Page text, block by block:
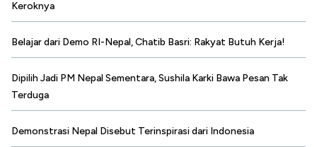
Keroknya
Belajar dari Demo RI-Nepal, Chatib Basri: Rakyat Butuh Kerja!
Dipilih Jadi PM Nepal Sementara, Sushila Karki Bawa Pesan Tak
Terduga
Demonstrasi Nepal Disebut Terinspirasi dari Indonesia